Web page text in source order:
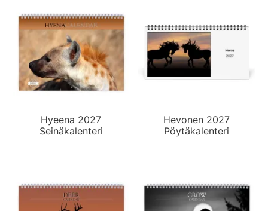
Hyeena 2027
Seinäkalenteri
Hevonen 2027
Pöytäkalenteri